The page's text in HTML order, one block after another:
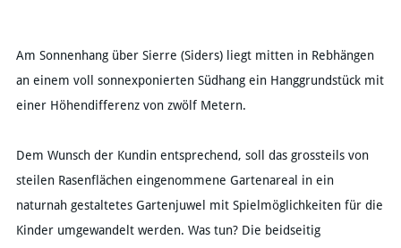
Am Sonnenhang über Sierre (Siders) liegt mitten in Rebhängen
an einem voll sonnexponierten Südhang ein Hanggrundstück mit
einer Höhendifferenz von zwölf Metern.
Dem Wunsch der Kundin entsprechend, soll das grossteils von
steilen Rasenflächen eingenommene Gartenareal in ein
naturnah gestaltetes Gartenjuwel mit Spielmöglichkeiten für die
Kinder umgewandelt werden. Was tun? Die beidseitig